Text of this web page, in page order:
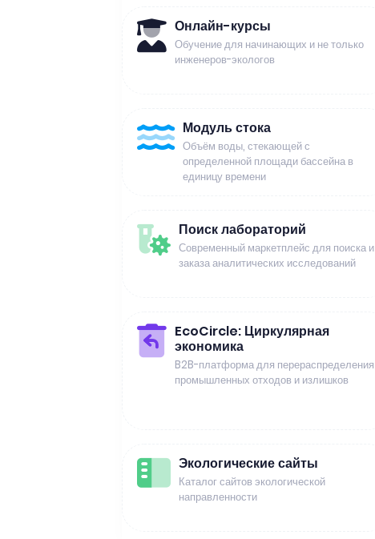
Онлайн-курсы
Обучение для начинающих и не только
инженеров-экологов
Модуль стока
Объём воды, стекающей с
определенной площади бассейна в
единицу времени
Поиск лабораторий
Современный маркетплейс для поиска и
заказа аналитических исследований
EcoCircle: Циркулярная
экономика
B2B-платформа для перераспределения
промышленных отходов и излишков
Экологические сайты
Каталог сайтов экологической
направленности